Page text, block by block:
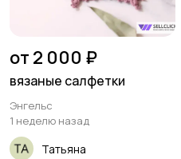
от 2 000 ₽
вязаные салфетки
Энгельс
1 неделю назад
Татьяна